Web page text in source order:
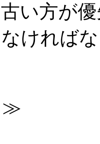
い方が
ければ
≫